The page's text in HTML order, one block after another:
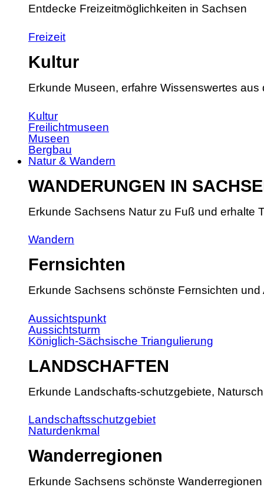
Entdecke Freizeitmöglichkeiten in Sachsen
Freizeit
Kultur
Erkunde Museen, erfahre Wissenswertes
Kultur
Freilichtmuseen
Museen
Bergbau
Natur & Wandern
WANDERUNGEN IN
Erkunde Sachsens Natur zu Fuß und erhalte
Wandern
Fernsichten
Erkunde Sachsens schönste Fernsichten und
Aussichtspunkt
Aussichtsturm
Königlich-Sächsische Triangulierung
LANDSCHAFTEN
Erkunde Landschafts-schutzgebiete,
Landschaftsschutzgebiet
Naturdenkmal
Wanderregionen
Erkunde Sachsens schönste Wanderregionen